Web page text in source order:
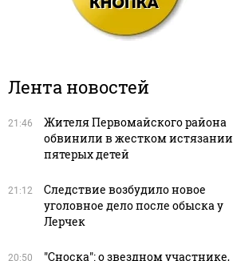
Лента новостей
21:46
Жителя Первомайского района
обвинили в жестком истязании
пятерых детей
21:12
Следствие возбудило новое
уголовное дело после обыска у
Лерчек
20:50
"Сноска": о звездном участнике,